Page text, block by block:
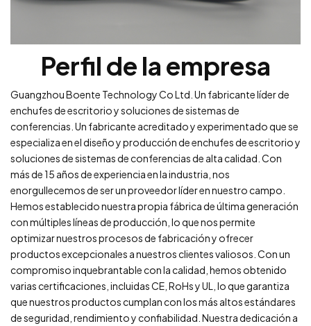
Perfil de la empresa
Guangzhou Boente Technology Co Ltd. Un fabricante líder de
enchufes de escritorio y soluciones de sistemas de
conferencias. Un fabricante acreditado y experimentado que se
especializa en el diseño y producción de enchufes de escritorio y
soluciones de sistemas de conferencias de alta calidad. Con
más de 15 años de experiencia en la industria, nos
enorgullecemos de ser un proveedor líder en nuestro campo.
Hemos establecido nuestra propia fábrica de última generación
con múltiples líneas de producción, lo que nos permite
optimizar nuestros procesos de fabricación y ofrecer
productos excepcionales a nuestros clientes valiosos. Con un
compromiso inquebrantable con la calidad, hemos obtenido
varias certificaciones, incluidas CE, RoHs y UL, lo que garantiza
que nuestros productos cumplan con los más altos estándares
de seguridad, rendimiento y confiabilidad. Nuestra dedicación a